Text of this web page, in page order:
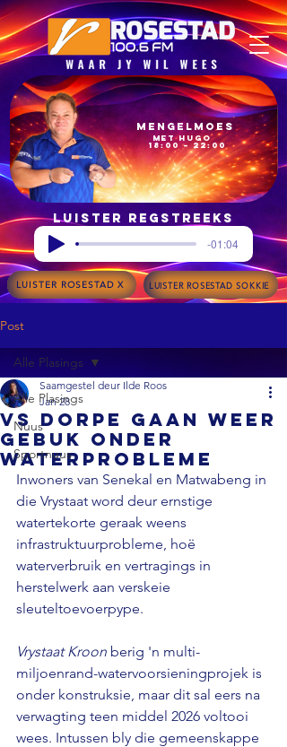
18:00 – 22:00
met Hugo
Mengelmoes
Luister regstreeks
-01:04
LUISTER ROSESTAD X LUISTER ROSESTAD SOKKIE
Post
Alle Plasings
Nuus
Sportnuus
Alle Plasings
VS dorpe gaan weer
gebuk onder
waterprobleme
Saamgestel deur Ilde Roos
Jan 28
Inwoners van Senekal en Matwabeng in
die Vrystaat word deur ernstige
watertekorte geraak weens
infrastruktuurprobleme, hoë
waterverbruik en vertragings in
herstelwerk aan verskeie
sleuteltoevoerpype.
Vrystaat Kroon berig 'n multi-
miljoenrand-watervoorsieningprojek is
onder konstruksie, maar dit sal eers na
verwagting teen middel 2026 voltooi
wees. Intussen bly die gemeenskappe